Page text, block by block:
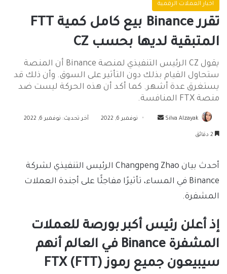
اخبار العملات الرقمية
تقرر Binance بيع كامل كمية FTT
المتبقية لديها بحسب CZ
يقول CZ الرئيس التنفيذي لمنصة Binance أن المنصة
ستحاول القيام بذلك دون التأثير على السوق. وأن ذلك قد
يستغرق عدة أشهر. كما أكد أن هذه الحركة ليست ضد
منصة FTX المنافسة.
Silva Alzayak
أرسل
نوفمبر 6, 2022 آخر تحديث: نوفمبر 6, 2022
أحدث بيان Changpeng Zhao الرئيس التنفيذي لشركة
Binance في المساء، تأثيرًا مفاجئًا على أجندة العملات
المشفرة.
إذ أعلن رئيس أكبر بورصة للعملات
المشفرة Binance في العالم أنهم
سيبيعون جميع رموز FTX (FTT)